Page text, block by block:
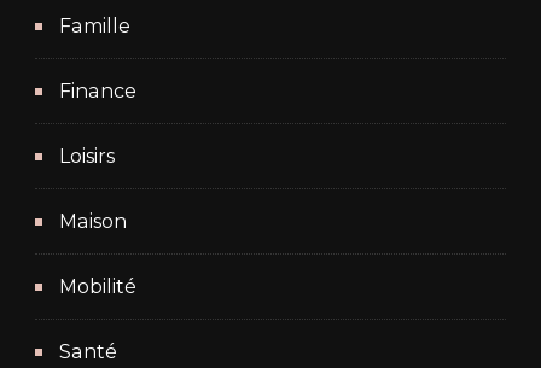
Famille
Finance
Loisirs
Maison
Mobilité
Santé